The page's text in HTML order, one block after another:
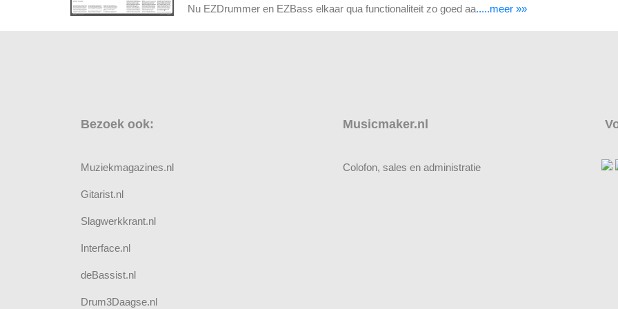
Nu EZDrummer en EZBass elkaar qua functionaliteit zo goed aa.....meer »»
Bezoek ook:
Muziekmagazines.nl
Gitarist.nl
Slagwerkkrant.nl
Interface.nl
deBassist.nl
Drum3Daagse.nl
Musicmaker.nl
Colofon, sales en administratie